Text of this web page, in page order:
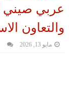
عربي صيني
والتعاون
مايو 13, 2026